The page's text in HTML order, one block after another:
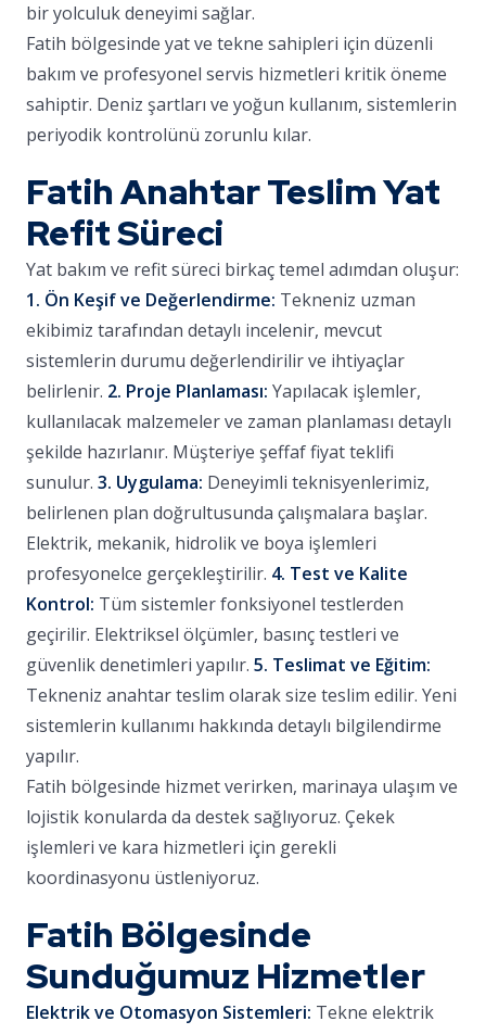
bir yolculuk deneyimi sağlar.
Fatih bölgesinde yat ve tekne sahipleri için düzenli
bakım ve profesyonel servis hizmetleri kritik öneme
sahiptir. Deniz şartları ve yoğun kullanım, sistemlerin
periyodik kontrolünü zorunlu kılar.
Fatih Anahtar Teslim Yat
Refit Süreci
Yat bakım ve refit süreci birkaç temel adımdan oluşur:
1. Ön Keşif ve Değerlendirme: Tekneniz uzman
ekibimiz tarafından detaylı incelenir, mevcut
sistemlerin durumu değerlendirilir ve ihtiyaçlar
belirlenir. 2. Proje Planlaması: Yapılacak işlemler,
kullanılacak malzemeler ve zaman planlaması detaylı
şekilde hazırlanır. Müşteriye şeffaf fiyat teklifi
sunulur. 3. Uygulama: Deneyimli teknisyenlerimiz,
belirlenen plan doğrultusunda çalışmalara başlar.
Elektrik, mekanik, hidrolik ve boya işlemleri
profesyonelce gerçekleştirilir. 4. Test ve Kalite
Kontrol: Tüm sistemler fonksiyonel testlerden
geçirilir. Elektriksel ölçümler, basınç testleri ve
güvenlik denetimleri yapılır. 5. Teslimat ve Eğitim:
Tekneniz anahtar teslim olarak size teslim edilir. Yeni
sistemlerin kullanımı hakkında detaylı bilgilendirme
yapılır.
Fatih bölgesinde hizmet verirken, marinaya ulaşım ve
lojistik konularda da destek sağlıyoruz. Çekek
işlemleri ve kara hizmetleri için gerekli
koordinasyonu üstleniyoruz.
Fatih Bölgesinde
Sunduğumuz Hizmetler
Elektrik ve Otomasyon Sistemleri: Tekne elektrik